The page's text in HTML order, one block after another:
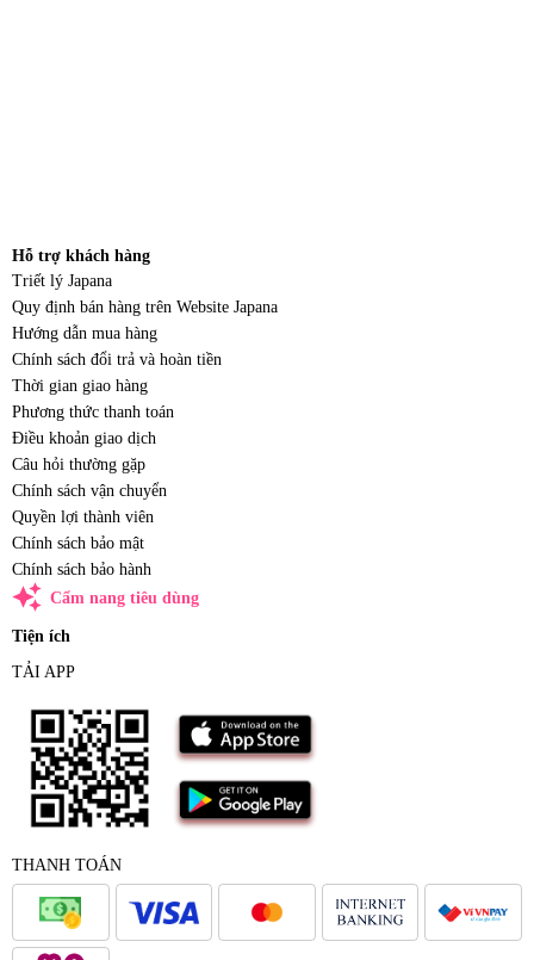
Hỗ trợ khách hàng
Triết lý Japana
Quy định bán hàng trên Website Japana
Hướng dẫn mua hàng
Chính sách đổi trả và hoàn tiền
Thời gian giao hàng
Phương thức thanh toán
Điều khoản giao dịch
Câu hỏi thường gặp
Chính sách vận chuyển
Quyền lợi thành viên
Chính sách bảo mật
Chính sách bảo hành
auto_awesome Cẩm nang tiêu dùng
Tiện ích
TẢI APP
THANH TOÁN